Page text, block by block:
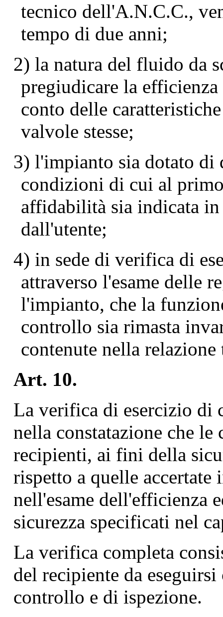
tecnico dell'A.N.C.C.,
tempo di due anni;
2) la natura del fluido da
pregiudicare la
conto delle
valvole stesse;
3) l'impianto sia dotato
condizioni di cui al
affidabilità sia indicata in
dall'utente;
4) in sede di verifica di
attraverso l'esame delle
l'impianto, che la
controllo sia rimasta
contenute nella
Art. 10.
La verifica di esercizio di
nella constatazione che
recipienti, ai fini della
rispetto a quelle
nell'esame dell'efficienza
sicurezza specificati nel
La verifica completa
del recipiente da
controllo e di ispezione.